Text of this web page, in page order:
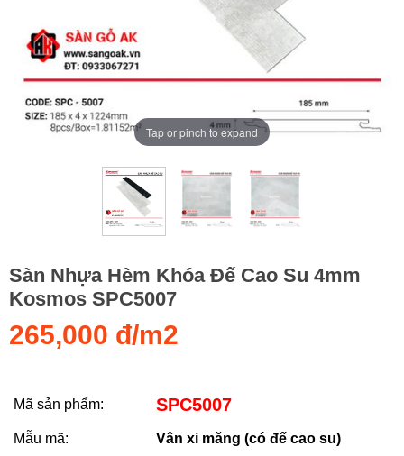
Tap or pinch to expand
Sàn Nhựa Hèm Khóa Đế Cao Su 4mm
Kosmos SPC5007
265,000 đ/m2
Mã sản phẩm: SPC5007
Mẫu mã:
Vân xi măng (có đế cao su)